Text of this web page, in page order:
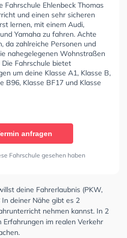
Fahrschule Ehlenbeck Thomas
und einen sehr sicheren
lernen, mit einem Audi,
Yamaha zu fahren. Achte
da zahlreiche Personen und
nahegelegenen Wohnstraßen
Fahrschule bietet
um deine Klasse A1, Klasse B,
B96, Klasse BF17 und Klasse
anfragen
Fahrschule gesehen haben
deine Fahrerlaubnis (PKW,
deiner Nähe gibt es 2
nehmen kannst. In 2
im realen Verkehr